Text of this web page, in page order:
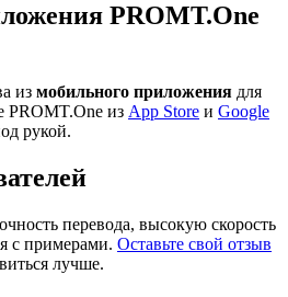
PROMT.One
из мобильного приложения для
PROMT.One из App Store и Google
рукой.
перевода, высокую скорость
с примерами. Оставьте свой отзыв
лучше.